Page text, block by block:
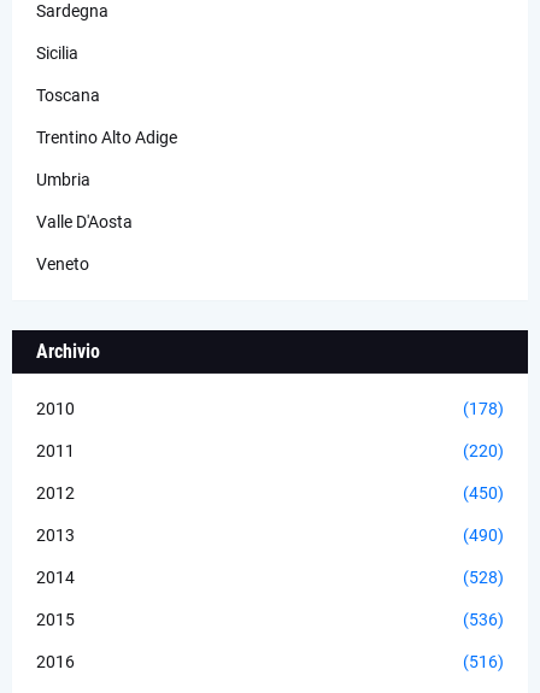
Sardegna
Sicilia
Toscana
Trentino Alto Adige
Umbria
Valle D'Aosta
Veneto
Archivio
2010 (178)
2011 (220)
2012 (450)
2013 (490)
2014 (528)
2015 (536)
2016 (516)